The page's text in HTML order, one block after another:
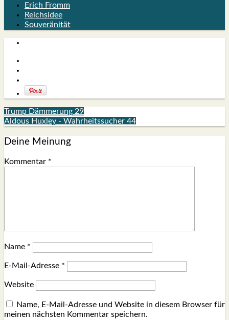
Erich Fromm
Reichsidee
Souveränität
Trump Dämmerung 29
Aldous Huxley - Wahrheitssucher 44
Deine Meinung
Kommentar *
Name *
E-Mail-Adresse *
Website
Name, E-Mail-Adresse und Website in diesem Browser für
meinen nächsten Kommentar speichern.